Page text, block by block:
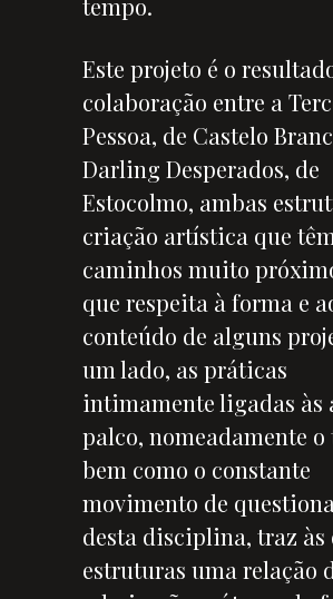
Este projeto é o
colaboração entre a
Pessoa, de Castelo
Darling Desperados, de
Estocolmo, ambas
criação artística que
caminhos muito
que respeita à forma e
conteúdo de alguns
um lado, as práticas
intimamente ligadas às
palco, nomeadamente o
bem como o constante
movimento de
desta disciplina, traz às
estruturas uma relação